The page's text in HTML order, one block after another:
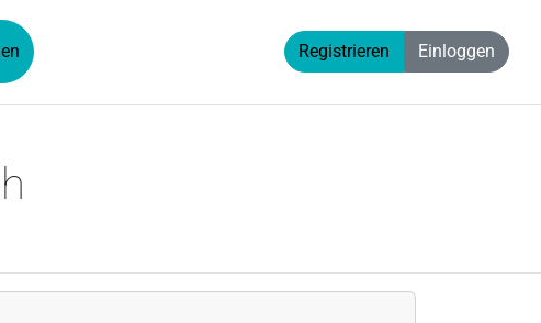
Registrieren Einloggen